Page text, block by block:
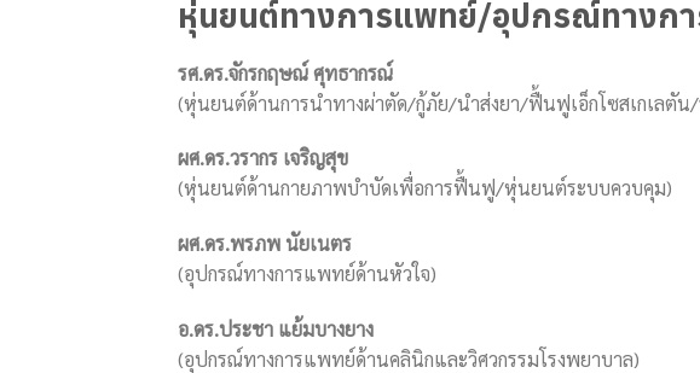
หุ่นยนต์ทางการแพทย์/อุปกรณ์ทางก
รศ.ดร.จักรกฤษณ์ ศุทธากรณ์
(หุ่นยนต์ด้านการนำทางผ่าตัด/กู้ภัย/นำส่งยา/ฟื้นฟูเอ็กโซสเกเลตัน/
ผศ.ดร.วรากร เจริญสุข
(หุ่นยนต์ด้านกายภาพบำบัดเพื่อการฟื้นฟู/หุ่นยนต์ระบบควบคุม)
ผศ.ดร.พรภพ นัยเนตร
(อุปกรณ์ทางการแพทย์ด้านหัวใจ)
อ.ดร.ประชา แย้มบางยาง
(อุปกรณ์ทางการแพทย์ด้านคลินิกและวิศวกรรมโรงพยาบาล)